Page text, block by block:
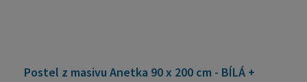
Postel z masivu Anetka 90 x 200 cm - BÍLÁ +